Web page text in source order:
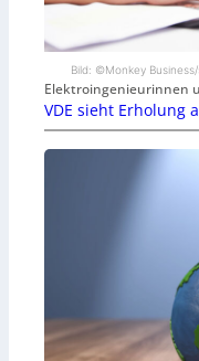
Bild: ©Monkey
Elektroingenieurinnen
VDE sieht Erholung